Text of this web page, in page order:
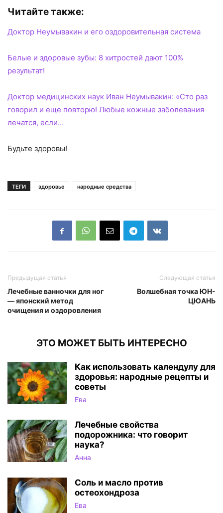
Читайте также:
Доктор Неумывакин и его оздоровительная система
Белые и здоровые зубы: 8 хитростей дают 100%
результат!
Доктор медицинских наук Иван Неумывакин: «Сто раз
говорил и еще повторю! Любые кожные заболевания
лечатся, если…
Будьте здоровы!
ТЕГИ здоровье народные средства
Предыдущая статья
Лечебные ванночки для ног
— японский метод
очищения и оздоровления
Следующая статья
Волшебная точка ЮН-
ЦЮАНЬ
ЭТО МОЖЕТ БЫТЬ ИНТЕРЕСНО
Как использовать календулу для
здоровья: народные рецепты и
советы
Ева
Лечебные свойства
подорожника: что говорит
наука?
Анна
Соль и масло против
остеохондроза
Ева